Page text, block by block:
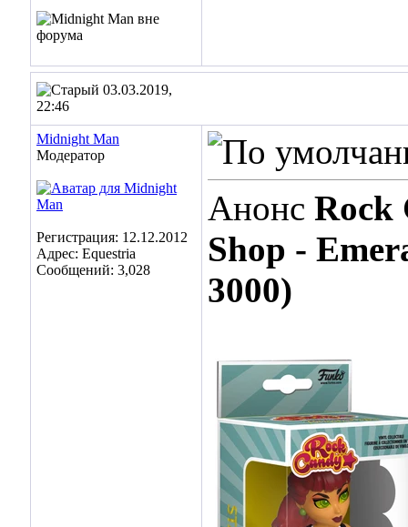
03.03.2019,
22:46
Midnight Man
Модератор
Регистрация: 12.12.2012
Адрес: Equestria
Сообщений: 3,028
Анонс Rock
Shop -
3000)